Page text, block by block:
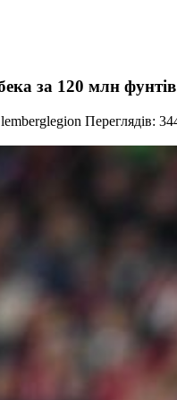
за 120 млн фунтів
lemberglegion Переглядів: